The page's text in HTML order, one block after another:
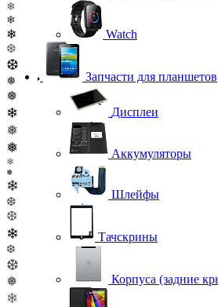
❄
❄
❄
❆
❆
❅
❅
❄
❅
❅
❄
❅
❄
❆
❆
❄
❆
❆
❅
❄
Watch
Запчасти для планшетов
Дисплеи
Аккумуляторы
Шлейфы
Тачскрины
Корпуса (задние